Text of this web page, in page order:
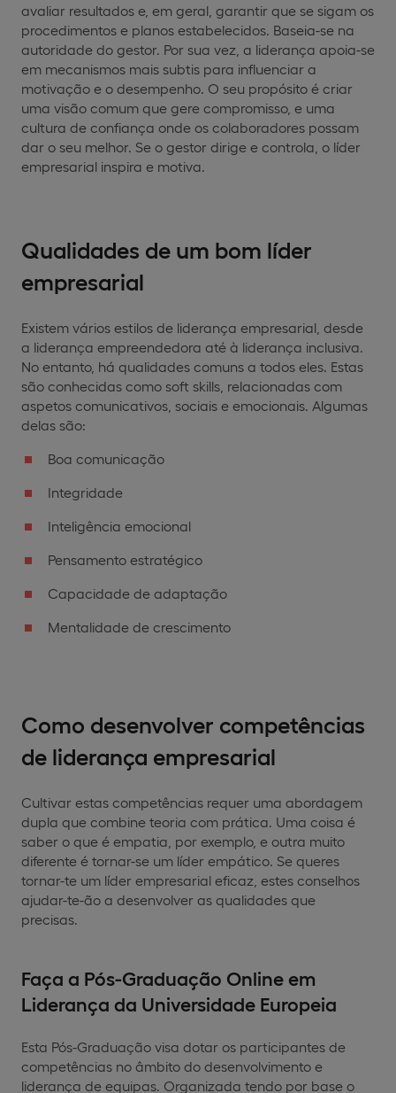
avaliar resultados e, em geral, garantir que se sigam os
procedimentos e planos estabelecidos. Baseia-se na
autoridade do gestor. Por sua vez, a liderança apoia-se
em mecanismos mais subtis para influenciar a
motivação e o desempenho. O seu propósito é criar
uma visão comum que gere compromisso, e uma
cultura de confiança onde os colaboradores possam
dar o seu melhor. Se o gestor dirige e controla, o líder
empresarial inspira e motiva.
Qualidades de um bom líder
empresarial
Existem vários estilos de liderança empresarial, desde
a liderança empreendedora até à liderança inclusiva.
No entanto, há qualidades comuns a todos eles. Estas
são conhecidas como soft skills, relacionadas com
aspetos comunicativos, sociais e emocionais. Algumas
delas são:
Boa comunicação
Integridade
Inteligência emocional
Pensamento estratégico
Capacidade de adaptação
Mentalidade de crescimento
Como desenvolver competências
de liderança empresarial
Cultivar estas competências requer uma abordagem
dupla que combine teoria com prática. Uma coisa é
saber o que é empatia, por exemplo, e outra muito
diferente é tornar-se um líder empático. Se queres
tornar-te um líder empresarial eficaz, estes conselhos
ajudar-te-ão a desenvolver as qualidades que
precisas.
Faça a Pós-Graduação Online em
Liderança da Universidade Europeia
Esta Pós-Graduação visa dotar os participantes de
competências no âmbito do desenvolvimento e
liderança de equipas. Organizada tendo por base o